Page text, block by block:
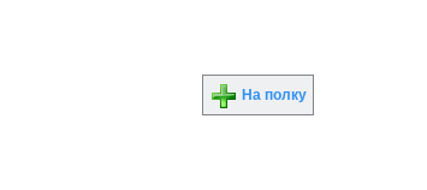
На полку